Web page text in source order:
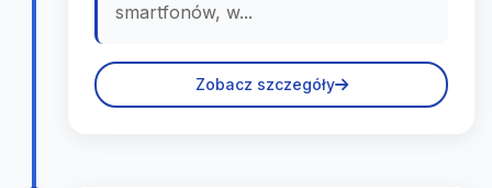
smartfonów, w...
Zobacz szczegóły